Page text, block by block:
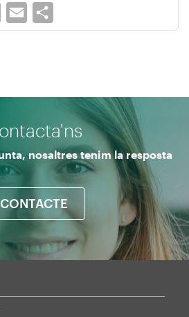
WhatsApp
Email
nosaltres tenim la resposta
CONTACTE